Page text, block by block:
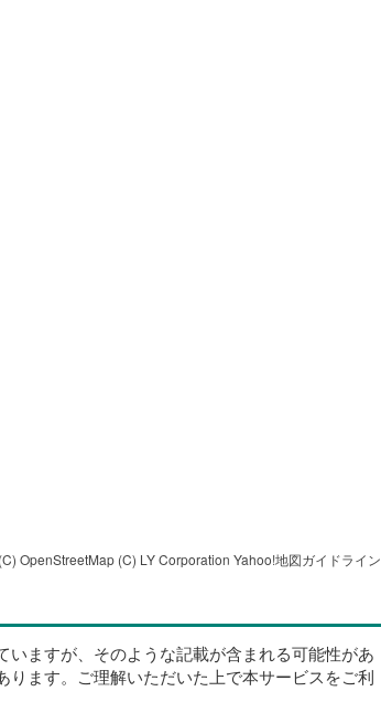
(C) OpenStreetMap (C) LY Corporation Yahoo!地図ガイドライン
ますが、そのような記載が含まれる可能性があ
ます。ご理解いただいた上で本サービスをご利